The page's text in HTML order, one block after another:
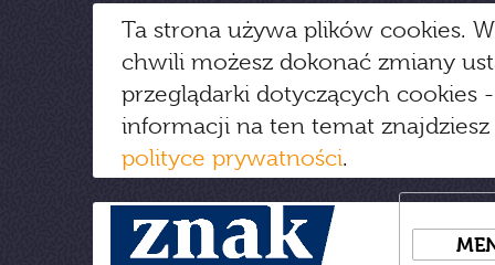
Ta strona używa plików cookies.
chwili możesz dokonać zmiany
przeglądarki dotyczących cookies
informacji na ten temat
polityce prywatności.